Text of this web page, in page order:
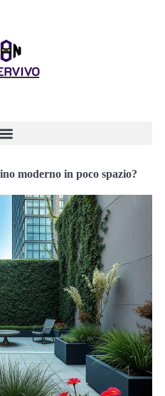
moderno in poco spazio?